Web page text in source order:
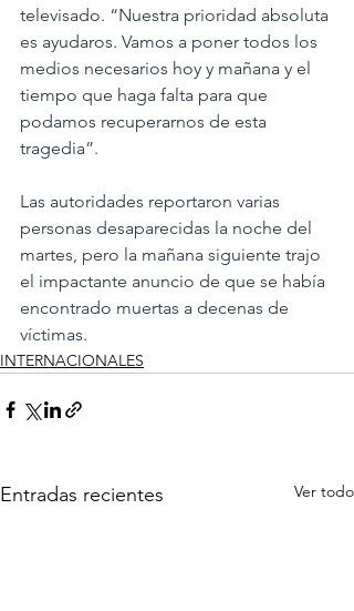
televisado. “Nuestra prioridad absoluta
es ayudaros. Vamos a poner todos los
medios necesarios hoy y mañana y el
tiempo que haga falta para que
podamos recuperarnos de esta
tragedia”.
Las autoridades reportaron varias
personas desaparecidas la noche del
martes, pero la mañana siguiente trajo
el impactante anuncio de que se había
encontrado muertas a decenas de
víctimas.
INTERNACIONALES
Entradas recientes Ver todo